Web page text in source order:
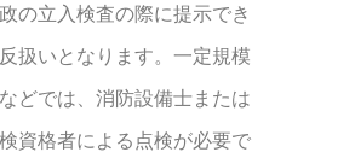
の立入検査の際に提示でき
扱いとなります。一定規模
どでは、消防設備士または
資格者による点検が必要で